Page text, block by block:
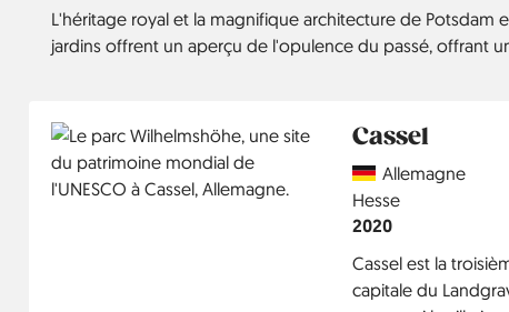
L'héritage royal et la magnifique architecture de Potsdam
jardins offrent un aperçu de l'opulence du passé, offrant
Cassel
CountryAllemagne
Région
Hesse
Année
2020
Cassel est la
capitale du